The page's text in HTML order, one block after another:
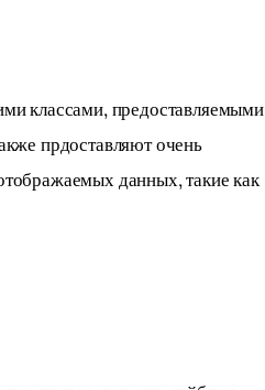
классами, предоставляемыми
прдоставляют очень
данных, такие как